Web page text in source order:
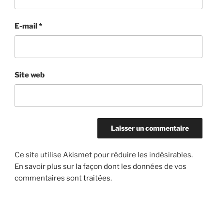
E-mail*
Site web
Ce site utilise Akismet pour réduire les indésirables.
En savoir plus sur la façon dont les données de vos
commentaires sont traitées.